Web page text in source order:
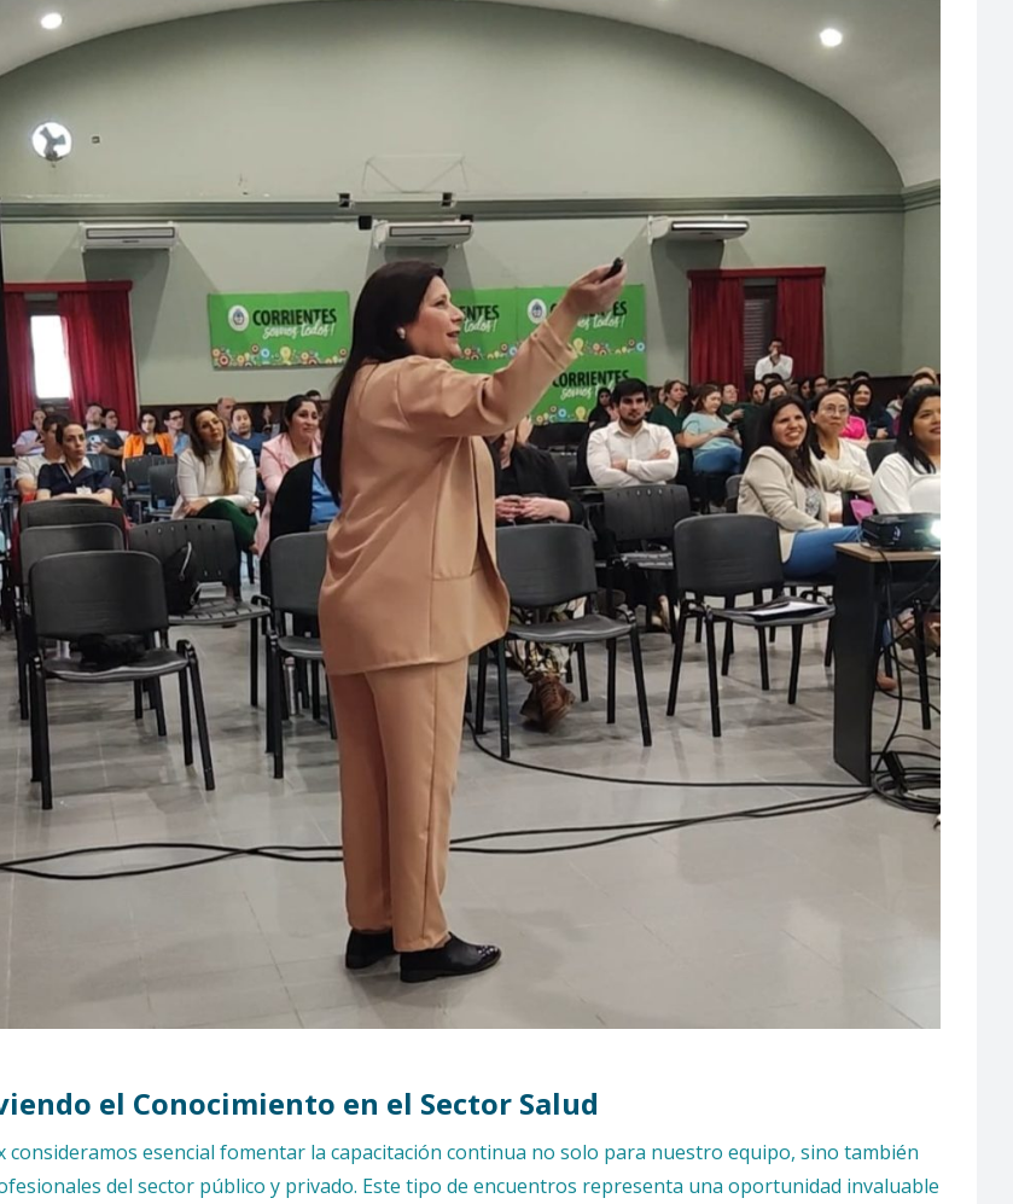
el Conocimiento en el Sector Salud
consideramos esencial fomentar la capacitación continua no solo para nuestro equipo, sino también
del sector público y privado. Este tipo de encuentros representa una oportunidad invaluable